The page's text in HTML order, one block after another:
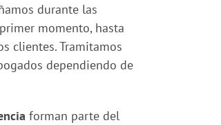
durante las
momento, hasta
clientes. Tramitamos
dependiendo de
forman parte del